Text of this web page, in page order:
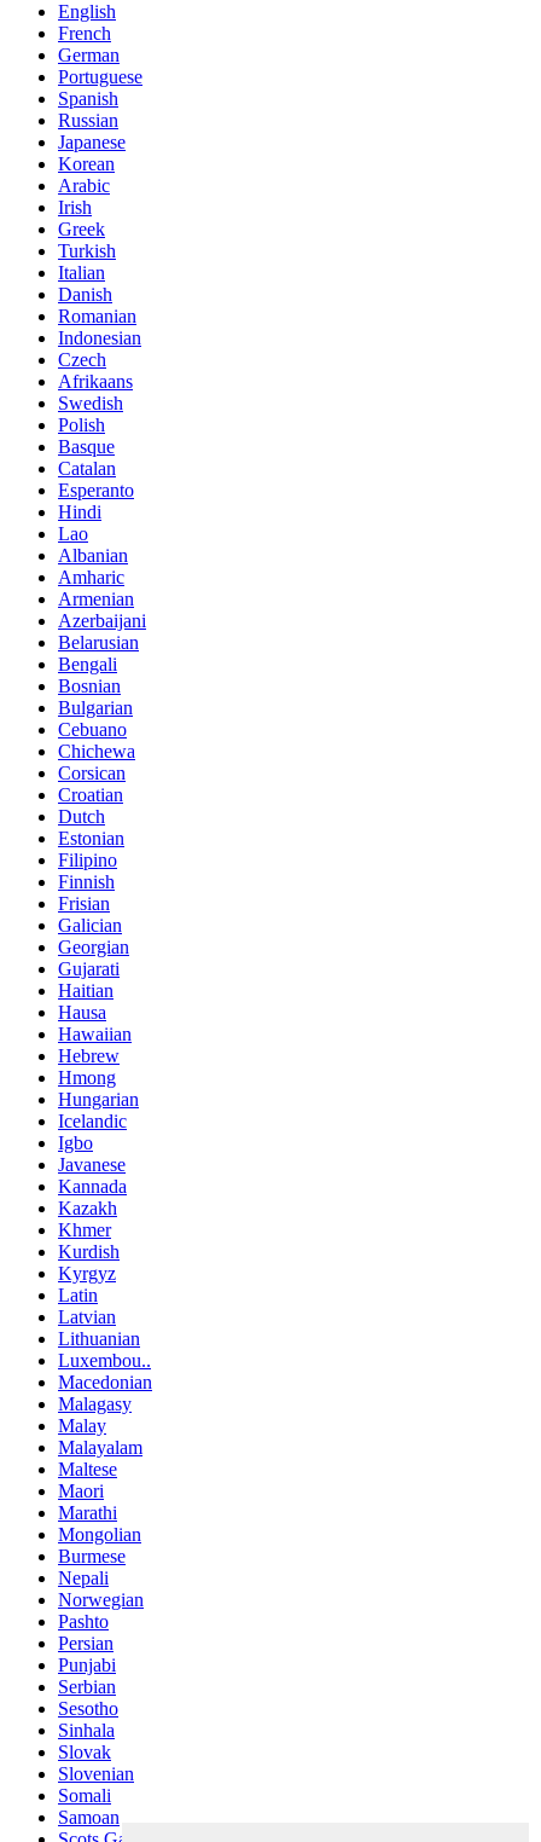
English
French
German
Portuguese
Spanish
Russian
Japanese
Korean
Arabic
Irish
Greek
Turkish
Italian
Danish
Romanian
Indonesian
Czech
Afrikaans
Swedish
Polish
Basque
Catalan
Esperanto
Hindi
Lao
Albanian
Amharic
Armenian
Azerbaijani
Belarusian
Bengali
Bosnian
Bulgarian
Cebuano
Chichewa
Corsican
Croatian
Dutch
Estonian
Filipino
Finnish
Frisian
Galician
Georgian
Gujarati
Haitian
Hausa
Hawaiian
Hebrew
Hmong
Hungarian
Icelandic
Igbo
Javanese
Kannada
Kazakh
Khmer
Kurdish
Kyrgyz
Latin
Latvian
Lithuanian
Luxembou..
Macedonian
Malagasy
Malay
Malayalam
Maltese
Maori
Marathi
Mongolian
Burmese
Nepali
Norwegian
Pashto
Persian
Punjabi
Serbian
Sesotho
Sinhala
Slovak
Slovenian
Somali
Samoan